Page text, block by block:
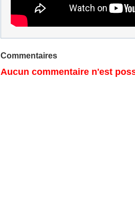
Commentaires
Aucun commentaire n'est